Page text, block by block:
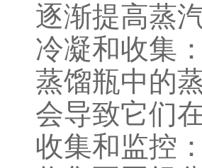
逐渐提高蒸
冷凝和收集
蒸馏瓶中的
会导致它们
收集和监控